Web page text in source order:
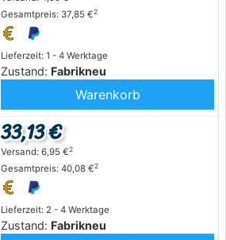
Lieferzeit: 1 - 4 Werktage
Zustand: Fabrikneu
Gesamtpreis: 37,85 €2
Warenkorb
Lieferzeit: 2 - 4 Werktage
Zustand: Fabrikneu
33,13 €
Versand: 6,95 €2
Gesamtpreis: 40,08 €2